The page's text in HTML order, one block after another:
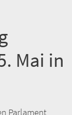
Mai in
Parlament